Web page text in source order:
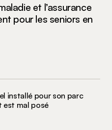
et l’assurance
pour les seniors en
installé pour son parc
est mal posé